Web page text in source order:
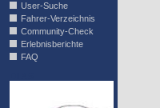
User-Suche
Fahrer-Verzeichnis
Community-Check
Erlebnisberichte
FAQ